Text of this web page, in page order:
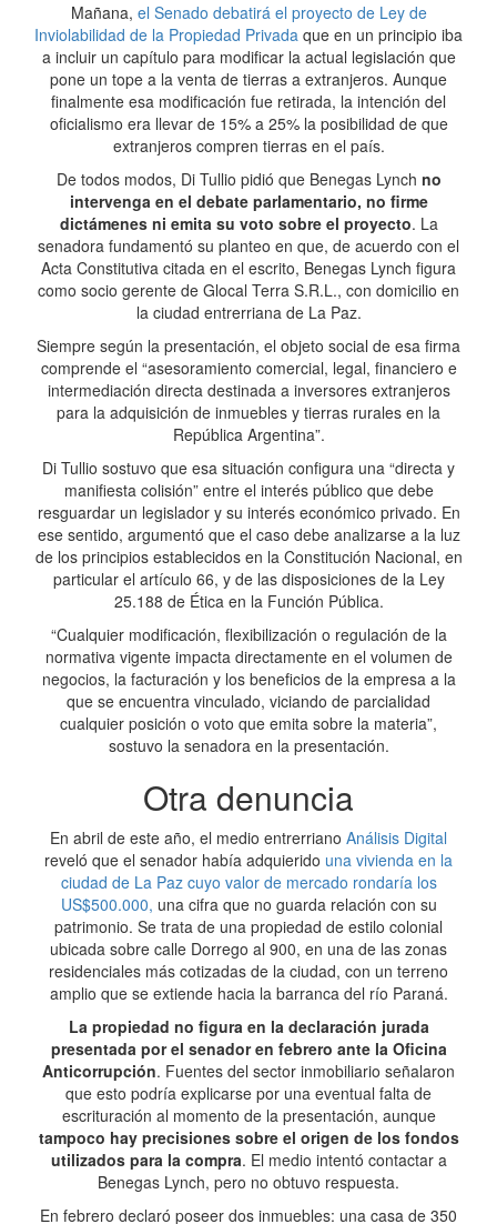
Mañana, el Senado debatirá el proyecto de Ley de
Inviolabilidad de la Propiedad Privada que en un principio iba
a incluir un capítulo para modificar la actual legislación que
pone un tope a la venta de tierras a extranjeros. Aunque
finalmente esa modificación fue retirada, la intención del
oficialismo era llevar de 15% a 25% la posibilidad de que
extranjeros compren tierras en el país.
De todos modos, Di Tullio pidió que Benegas Lynch no
intervenga en el debate parlamentario, no firme
dictámenes ni emita su voto sobre el proyecto. La
senadora fundamentó su planteo en que, de acuerdo con el
Acta Constitutiva citada en el escrito, Benegas Lynch figura
como socio gerente de Glocal Terra S.R.L., con domicilio en
la ciudad entrerriana de La Paz.
Siempre según la presentación, el objeto social de esa firma
comprende el “asesoramiento comercial, legal, financiero e
intermediación directa destinada a inversores extranjeros
para la adquisición de inmuebles y tierras rurales en la
República Argentina”.
Di Tullio sostuvo que esa situación configura una “directa y
manifiesta colisión” entre el interés público que debe
resguardar un legislador y su interés económico privado. En
ese sentido, argumentó que el caso debe analizarse a la luz
de los principios establecidos en la Constitución Nacional, en
particular el artículo 66, y de las disposiciones de la Ley
25.188 de Ética en la Función Pública.
“Cualquier modificación, flexibilización o regulación de la
normativa vigente impacta directamente en el volumen de
negocios, la facturación y los beneficios de la empresa a la
que se encuentra vinculado, viciando de parcialidad
cualquier posición o voto que emita sobre la materia”,
sostuvo la senadora en la presentación.
Otra denuncia
En abril de este año, el medio entrerriano Análisis Digital
reveló que el senador había adquierido una vivienda en la
ciudad de La Paz cuyo valor de mercado rondaría los
US$500.000, una cifra que no guarda relación con su
patrimonio. Se trata de una propiedad de estilo colonial
ubicada sobre calle Dorrego al 900, en una de las zonas
residenciales más cotizadas de la ciudad, con un terreno
amplio que se extiende hacia la barranca del río Paraná.
La propiedad no figura en la declaración jurada
presentada por el senador en febrero ante la Oficina
Anticorrupción. Fuentes del sector inmobiliario señalaron
que esto podría explicarse por una eventual falta de
escrituración al momento de la presentación, aunque
tampoco hay precisiones sobre el origen de los fondos
utilizados para la compra. El medio intentó contactar a
Benegas Lynch, pero no obtuvo respuesta.
En febrero declaró poseer dos inmuebles: una casa de 350